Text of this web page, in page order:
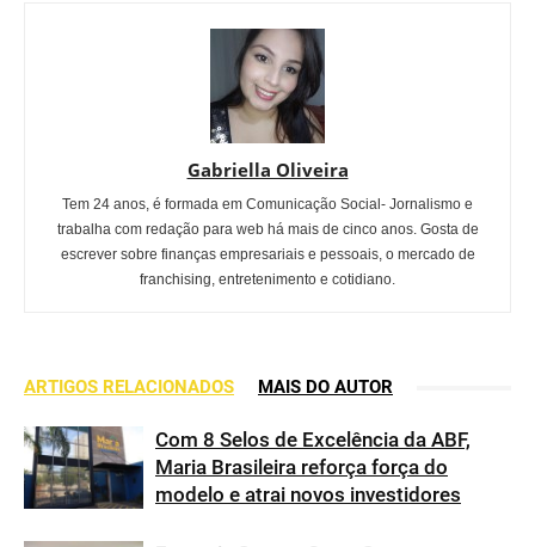
Gabriella Oliveira
Tem 24 anos, é formada em Comunicação Social- Jornalismo e
trabalha com redação para web há mais de cinco anos. Gosta de
escrever sobre finanças empresariais e pessoais, o mercado de
franchising, entretenimento e cotidiano.
ARTIGOS RELACIONADOS MAIS DO AUTOR
Com 8 Selos de Excelência da ABF,
Maria Brasileira reforça força do
modelo e atrai novos investidores